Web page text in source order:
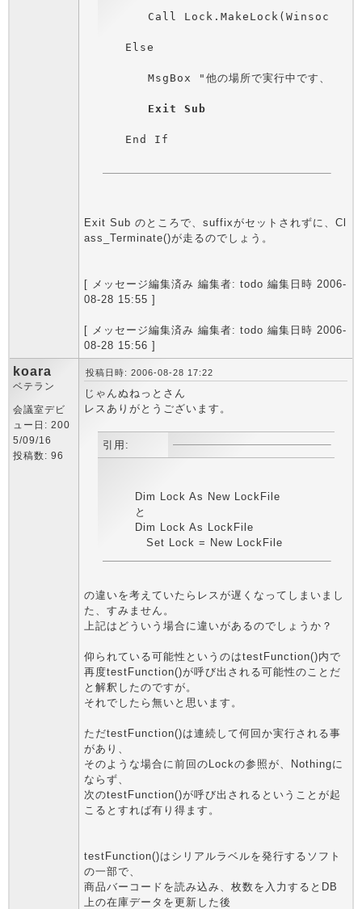
Exit Sub
Exit Sub のところで、suffixがセットされずに、Cl
ass_Terminate()が走るのでしょう。
[ メッセージ編集済み 編集者: todo 編集日時 2006-
08-28 15:55 ]
[ メッセージ編集済み 編集者: todo 編集日時 2006-
08-28 15:56 ]
koara
ベテラン
会議室デビ
ュー日: 200
5/09/16
投稿数: 96
投稿日時: 2006-08-28 17:22
じゃんぬねっとさん
レスありがとうございます。
引用:
Dim Lock As New LockFile
と
Dim Lock As LockFile
Set Lock = New LockFile
の違いを考えていたらレスが遅くなってしまいまし
た、すみません。
上記はどういう場合に違いがあるのでしょうか？
仰られている可能性というのはtestFunction()内で
再度testFunction()が呼び出される可能性のことだ
と解釈したのですが。
それでしたら無いと思います。
ただtestFunction()は連続して何回か実行される事
があり、
そのような場合に前回のLockの参照が、Nothingに
ならず、
次のtestFunction()が呼び出されるということが起
こるとすれば有り得ます。
testFunction()はシリアルラベルを発行するソフト
の一部で、
商品バーコードを読み込み、枚数を入力するとDB
上の在庫データを更新した後